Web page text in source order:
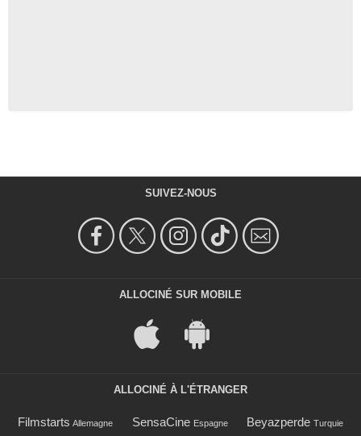
SUIVEZ-NOUS
ALLOCINÉ SUR MOBILE
ALLOCINÉ À L'ÉTRANGER
Filmstarts Allemagne SensaCine Espagne Beyazperde Turquie